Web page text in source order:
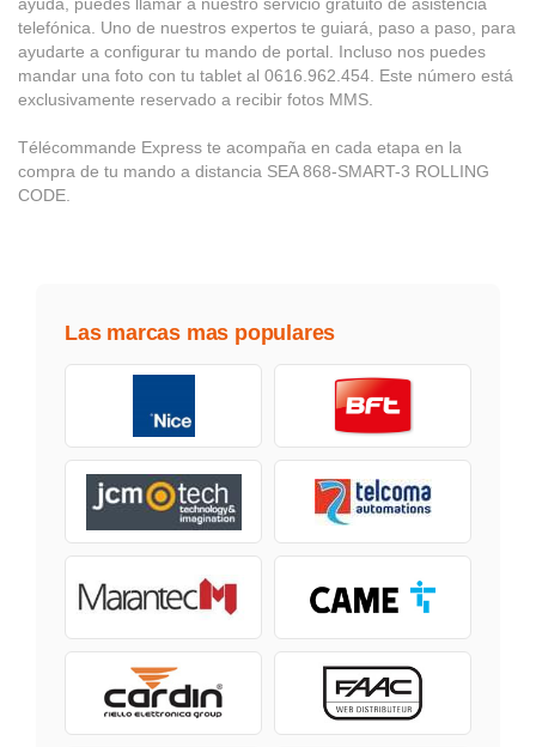
ayuda, puedes llamar a nuestro servicio gratuito de asistencia
telefónica. Uno de nuestros expertos te guiará, paso a paso, para
ayudarte a configurar tu mando de portal. Incluso nos puedes
mandar una foto con tu tablet al 0616.962.454. Este número está
exclusivamente reservado a recibir fotos MMS.
Télécommande Express te acompaña en cada etapa en la
compra de tu mando a distancia SEA 868-SMART-3 ROLLING
CODE.
Las marcas mas populares